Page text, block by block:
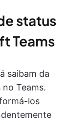
status
Teams
saibam da
Teams.
los